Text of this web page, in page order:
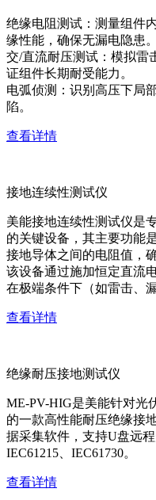
绝缘电阻测试：测量组件
缘性能，确保无漏电隐患。
交/直流耐压测试：模拟雷
证组件长期耐受能力。
电弧侦测：识别高压下局
陷。
查看详情
接地连续性测试仪
美能接地连续性测试仪是
的关键设备，其主要功能
接地导体之间的电阻值，
该设备通过施加恒定直流
在极端条件下（如雷击、
查看详情
绝缘耐压接地测试仪
ME-PV-HIG是美能针对光
的一款高性能耐压绝缘接
据采集软件，支持U盘远
IEC61215、IEC61730。
查看详情